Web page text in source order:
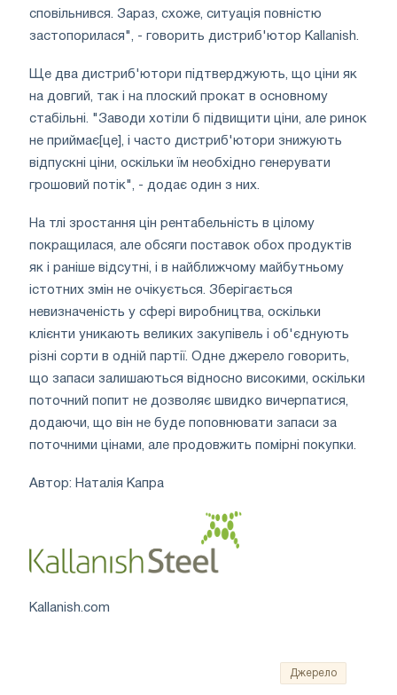
сповільнився. Зараз, схоже, ситуація повністю
застопорилася", - говорить дистриб'ютор Kallanish.
Ще два дистриб'ютори підтверджують, що ціни як
на довгий, так і на плоский прокат в основному
стабільні. "Заводи хотіли б підвищити ціни, але ринок
не приймає[це], і часто дистриб'ютори знижують
відпускні ціни, оскільки їм необхідно генерувати
грошовий потік", - додає один з них.
На тлі зростання цін рентабельність в цілому
покращилася, але обсяги поставок обох продуктів
як і раніше відсутні, і в найближчому майбутньому
істотних змін не очікується. Зберігається
невизначеність у сфері виробництва, оскільки
клієнти уникають великих закупівель і об'єднують
різні сорти в одній партії. Одне джерело говорить,
що запаси залишаються відносно високими, оскільки
поточний попит не дозволяє швидко вичерпатися,
додаючи, що він не буде поповнювати запаси за
поточними цінами, але продовжить помірні покупки.
Автор: Наталія Капра
Kallanish.com
Джерело